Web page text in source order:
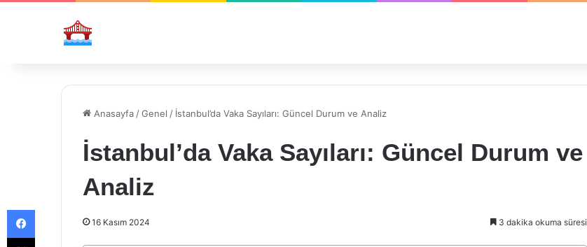
Anasayfa /Genel / İstanbul’da Vaka Sayıları: Güncel Durum ve Analiz
İstanbul’da Vaka Sayıları: Güncel Durum ve
Analiz
16 Kasım 2024 3 dakika okuma süresi
Facebook
X